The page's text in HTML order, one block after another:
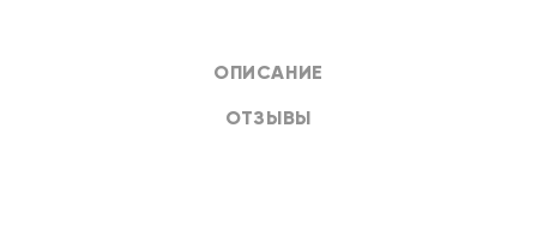
ОПИСАНИЕ
ОТЗЫВЫ